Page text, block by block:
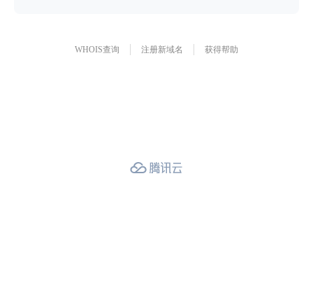
WHOIS查询 注册新域名 获得帮助